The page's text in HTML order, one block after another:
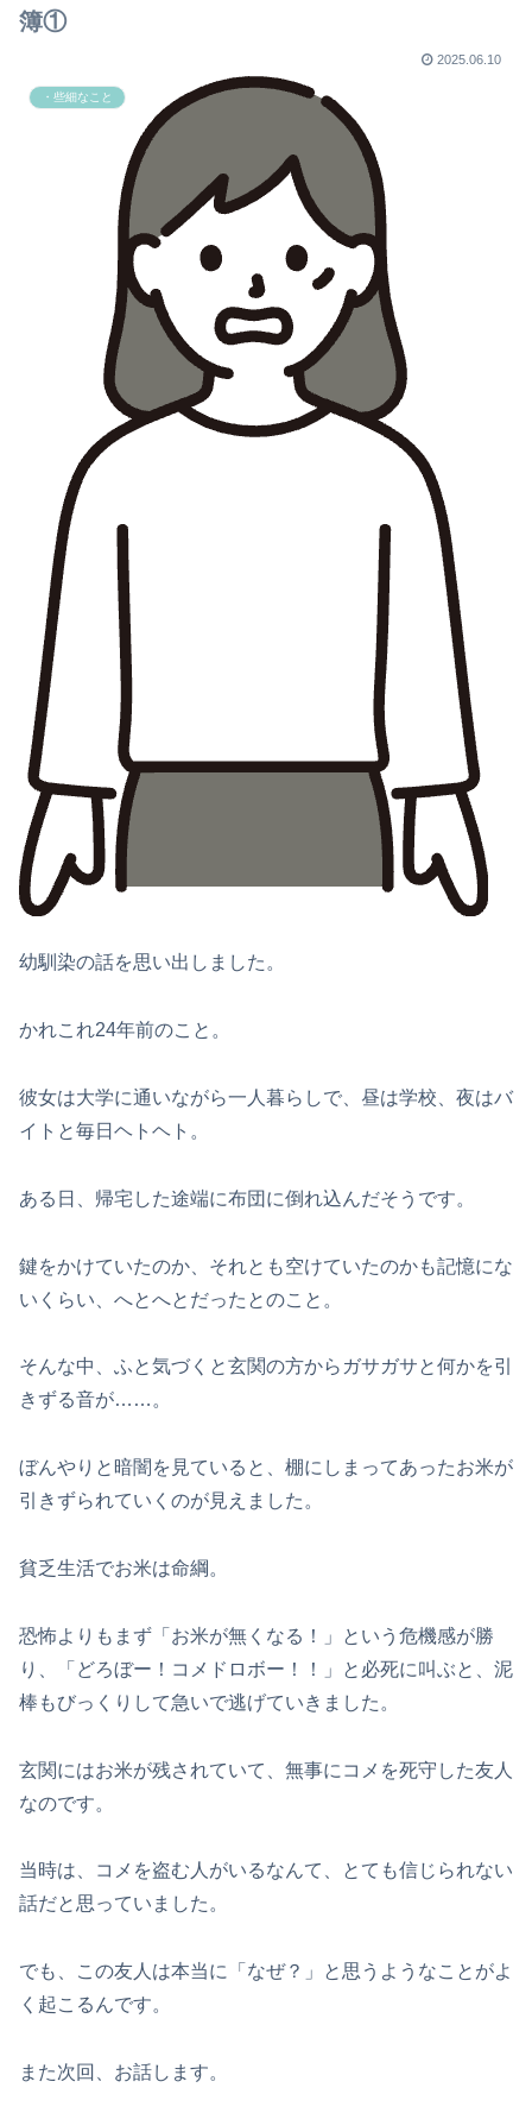
簿①
2025.06.10
・些細なこと
幼馴染の話を思い出しました。
かれこれ24年前のこと。
彼女は大学に通いながら一人暮らしで、昼は学校、夜はバ
イトと毎日ヘトヘト。
ある日、帰宅した途端に布団に倒れ込んだそうです。
鍵をかけていたのか、それとも空けていたのかも記憶にな
いくらい、へとへとだったとのこと。
そんな中、ふと気づくと玄関の方からガサガサと何かを引
きずる音が……。
ぼんやりと暗闇を見ていると、棚にしまってあったお米が
引きずられていくのが見えました。
貧乏生活でお米は命綱。
恐怖よりもまず「お米が無くなる！」という危機感が勝
り、「どろぼー！コメドロボー！！」と必死に叫ぶと、泥
棒もびっくりして急いで逃げていきました。
玄関にはお米が残されていて、無事にコメを死守した友人
なのです。
当時は、コメを盗む人がいるなんて、とても信じられない
話だと思っていました。
でも、この友人は本当に「なぜ？」と思うようなことがよ
く起こるんです。
また次回、お話します。